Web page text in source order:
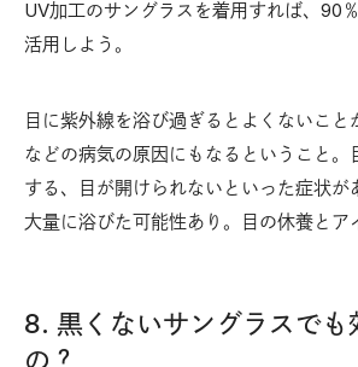
UV加工のサングラスを着用すれば、90
活用しよう。
目に紫外線を浴び過ぎるとよくないこ
などの病気の原因にもなるということ。
する、目が開けられないといった症状が
大量に浴びた可能性あり。目の休養とア
8. 黒くないサングラスでも
の？